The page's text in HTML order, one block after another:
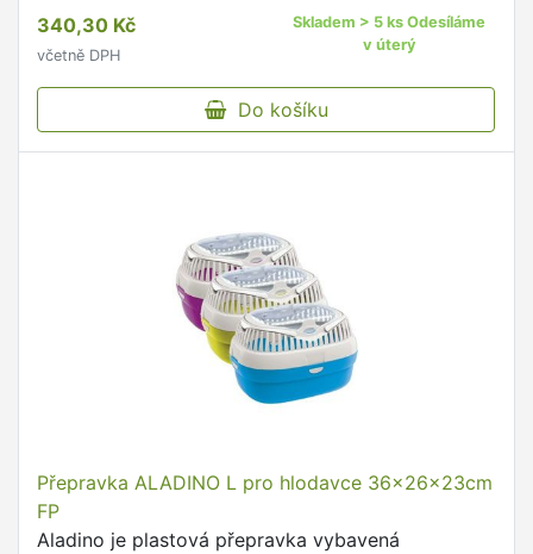
340,30 Kč
včetně DPH
Skladem > 5 ks Odesíláme
v úterý
Do košíku
Přepravka ALADINO L pro hlodavce 36x26x23cm
FP
Aladino je plastová přepravka vybavená